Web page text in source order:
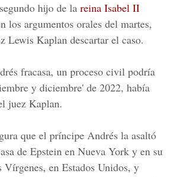
hijo de la reina Isabel II
los argumentos orales del martes,
Lewis Kaplan descartar el caso.
fracasa, un proceso civil podría
y diciembre' de 2022, había
juez Kaplan.
que el príncipe Andrés la asaltó
de Epstein en Nueva York y en su
en Estados Unidos, y